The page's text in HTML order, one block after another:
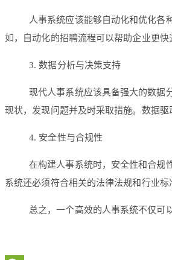
人事系统应该能够自动化和优化各
如，自动化的招聘流程可以帮助企业更
3. 数据分析与决策支持
现代人事系统应该具备强大的数据
现状，发现问题并及时采取措施。数据
4. 安全性与合规性
在构建人事系统时，安全性和合规
系统还必须符合相关的法律法规和行业
总之，一个高效的人事系统不仅可